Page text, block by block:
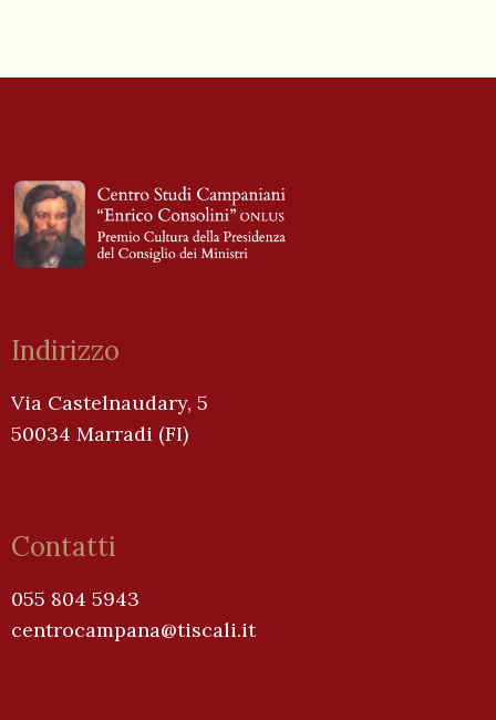
Indirizzo
Via Castelnaudary, 5
50034 Marradi (FI)
Contatti
055 804 5943
centrocampana@tiscali.it